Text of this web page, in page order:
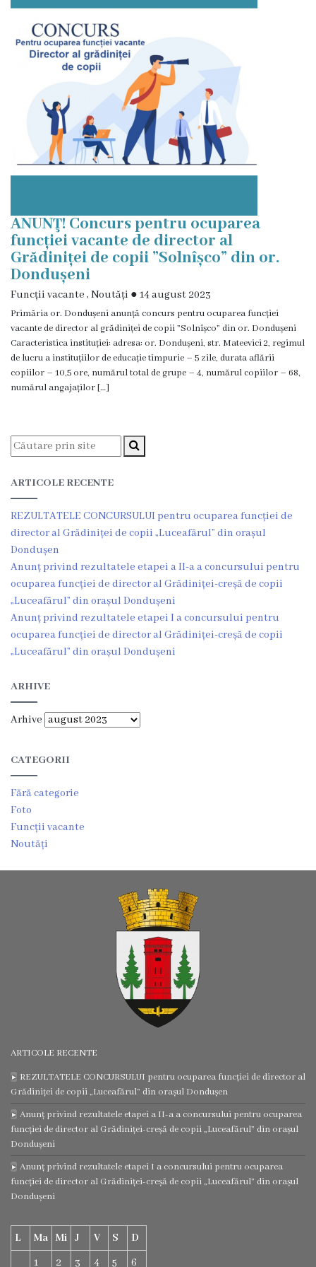
istorică
și
culturală
Oameni
Valoare
investițională
Primăria
Primarul
Viceprimarii
Dispozițiile
primarului
primarului
Declarația
de
răspundere
managerială
Regulamentul
intern
de
acțiuni
Funcții
vacante
Consiliul
Componența
Regulamentul
Transparență
Bugetul
orașului
Strategia
de
dezvoltare
ANUNŢ! Concurs pentru ocuparea
funcției vacante de director al
Grădiniței de copii ”Solnîșco” din or.
Dondușeni
Funcții vacante , Noutăți ● 14 august 2023
Primăria or. Dondușeni anunță concurs pentru ocuparea funcției
vacante de director al grădiniței de copii ”Solnîșco” din or. Dondușeni
Caracteristica instituției: adresa: or. Dondușeni, str. Mateevici 2, regimul
de lucru a instituțiilor de educație timpurie – 5 zile, durata aflării
copiilor – 10,5 ore, numărul total de grupe – 4, numărul copiilor – 68,
numărul angajaților […]
ARTICOLE RECENTE
REZULTATELE CONCURSULUI pentru ocuparea funcției de
director al Grădiniței de copii „Luceafărul” din orașul
Dondușen
Anunț privind rezultatele etapei a II-a a concursului pentru
ocuparea funcției de director al Grădiniței-creșă de copii
„Luceafărul” din orașul Dondușeni
Anunț privind rezultatele etapei I a concursului pentru
ocuparea funcției de director al Grădiniței-creșă de copii
„Luceafărul” din orașul Dondușeni
ARHIVE
Arhive
CATEGORII
Fără categorie
Foto
Funcții vacante
Noutăți
ARTICOLE RECENTE
REZULTATELE CONCURSULUI pentru ocuparea funcției de director al
Grădiniței de copii „Luceafărul” din orașul Dondușen
Anunț privind rezultatele etapei a II-a a concursului pentru ocuparea
funcției de director al Grădiniței-creșă de copii „Luceafărul” din orașul
Dondușeni
Anunț privind rezultatele etapei I a concursului pentru ocuparea
funcției de director al Grădiniței-creșă de copii „Luceafărul” din orașul
Dondușeni
L Ma Mi J V S
D
1
2 3 4 5 6